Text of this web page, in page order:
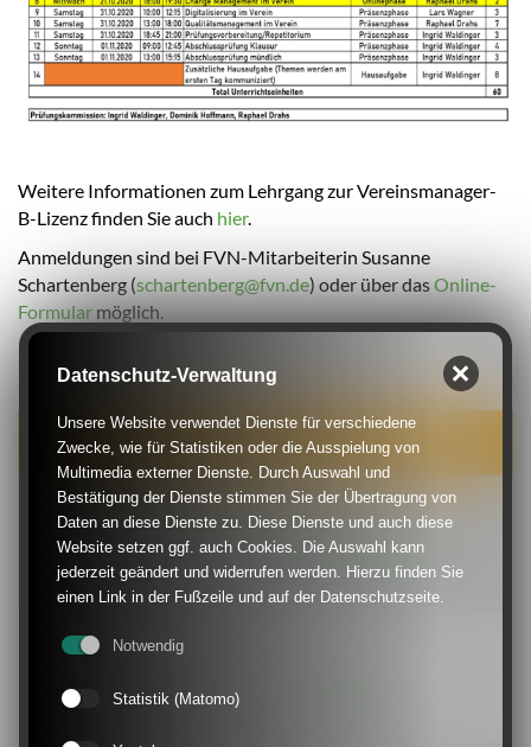
Weitere Informationen zum Lehrgang zur Vereinsmanager-
B-Lizenz finden Sie auch hier.
Anmeldungen sind bei FVN-Mitarbeiterin Susanne
Schartenberg (schartenberg@fvn.de) oder über dasOnline-
Formular möglich.
Weitere News dieser Rubrik
29.07.2026
Qualifizierung: Nicht weniger als 67 dezentrale
Lehrgänge im FVN-Verbandsgebiet veröffentlicht
27.07.2026
Ausbilder/innen für dezentrale Lehrgänge
Datenschutz-Verwaltung
Unsere Website verwendet Dienste für verschiedene
Zwecke, wie für Statistiken oder die Ausspielung von
Multimedia externer Dienste. Durch Auswahl und
Bestätigung der Dienste stimmen Sie der Übertragung von
Daten an diese Dienste zu. Diese Dienste und auch diese
Website setzen ggf. auch Cookies. Die Auswahl kann
jederzeit geändert und widerrufen werden. Hierzu finden Sie
einen Link in der Fußzeile und auf der Datenschutzseite.
Notwendig
Statistik (Matomo)